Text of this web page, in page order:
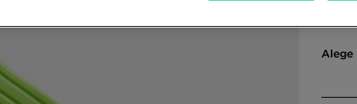
Alege